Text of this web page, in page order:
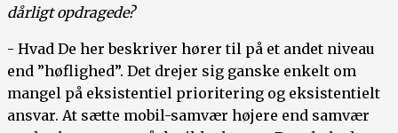
dårligt opdragede?
- Hvad De her beskriver hører til på et andet niveau
end ”høflighed”. Det drejer sig ganske enkelt om
mangel på eksistentiel prioritering og eksistentielt
ansvar. At sætte mobil-samvær højere end samvær